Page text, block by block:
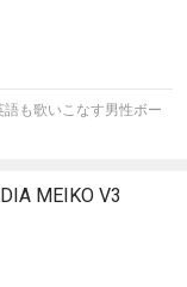
も歌いこなす男性ボー
MEIKO V3